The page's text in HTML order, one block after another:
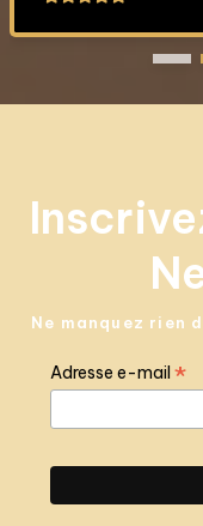
Ne manquez rien
Adresse e-mail*